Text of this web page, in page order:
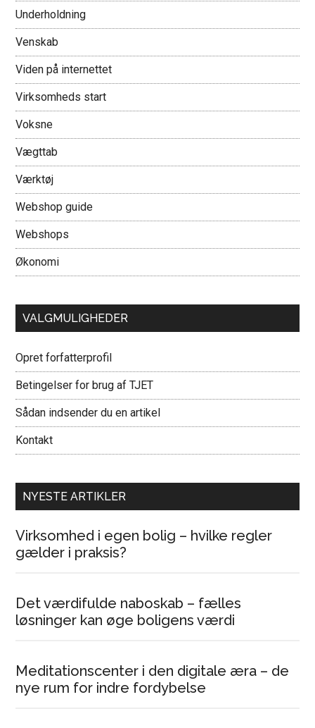
Underholdning
Venskab
Viden på internettet
Virksomheds start
Voksne
Vægttab
Værktøj
Webshop guide
Webshops
Økonomi
VALGMULIGHEDER
Opret forfatterprofil
Betingelser for brug af TJET
Sådan indsender du en artikel
Kontakt
NYESTE ARTIKLER
Virksomhed i egen bolig – hvilke regler
gælder i praksis?
Det værdifulde naboskab – fælles
løsninger kan øge boligens værdi
Meditationscenter i den digitale æra – de
nye rum for indre fordybelse